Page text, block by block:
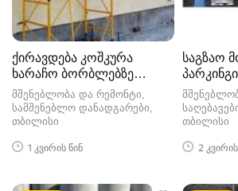
ქირავდება კოშკურა
ხარაჩო ბორბლებზე
(xaracho) გაქირავება
მშენებლობა და რემონტი,
სამშენებლო დანადგარები
თბილისი
1 კვირის წინ
საგზაო
თბილისი
2